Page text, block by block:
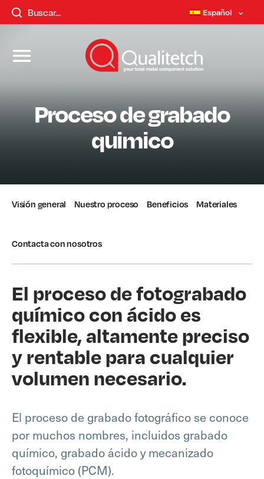
Español
Proceso de grabado
quimico
Visión general Nuestro proceso Beneficios Materiales
Contacta con nosotros
El proceso de fotograbado
químico con ácido es
flexible, altamente preciso
y rentable para cualquier
volumen necesario.
El proceso de grabado fotográfico se conoce
por muchos nombres, incluidos grabado
químico, grabado ácido y mecanizado
fotoquímico (PCM).